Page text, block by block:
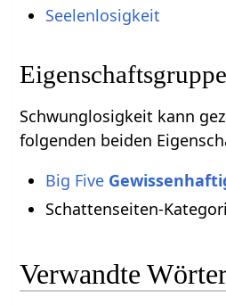
Seelenlosigkeit
Eigenschaftsgruppe
Schwunglosigkeit kann
folgenden beiden
Big Five
Schattenseiten-
Verwandte